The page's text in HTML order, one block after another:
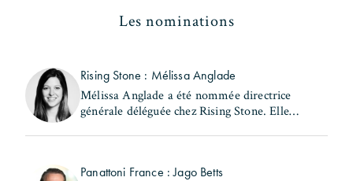
Les nominations
Rising Stone : Mélissa Anglade
Mélissa Anglade a été nommée directrice
générale déléguée chez Rising Stone. Elle
Panattoni France : Jago Betts